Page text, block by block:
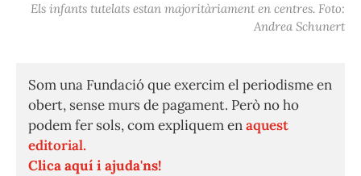
Els infants tutelats estan majoritàriament en centres. Foto:
Andrea Schunert
Som una Fundació que exercim el periodisme en
obert, sense murs de pagament. Però no ho
podem fer sols, com expliquem enaquest
editorial.
Clica aquí i ajuda'ns!